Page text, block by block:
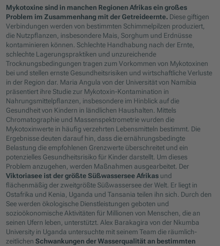
Mykotoxine sind in manchen Regionen Afrikas ein großes
Problem im Zusammenhang mit der Getreideernte. Diese giftigen
Verbindungen werden von bestimmten Schimmelpilzen produziert,
die Nutzpflanzen, insbesondere Mais, Sorghum und Erdnüsse
kontaminieren können. Schlechte Handhabung nach der Ernte,
schlechte Lagerungspraktiken und unzureichende
Trocknungsbedingungen tragen zum Vorkommen von Mykotoxinen
bei und stellen ernste Gesundheitsrisiken und wirtschaftliche Verluste
in der Region dar. Maria Angula von der Universität von Namibia
präsentiert ihre Studie zur Mykotoxin-Kontamination in
Nahrungsmittelpflanzen, insbesondere im Hinblick auf die
Gesundheit von Kindern in ländlichen Haushalten. Mittels
Chromatographie und Massenspektrometrie wurden die
Mykotoxinwerte in häufig verzehrten Lebensmitteln bestimmt. Die
Ergebnisse deuten darauf hin, dass die ernährungsbedingte
Belastung die empfohlenen Grenzwerte überschreitet und ein
potenzielles Gesundheitsrisiko für Kinder darstellt. Um dieses
Problem anzugehen, werden Maßnahmen ausgearbeitet. Der
Viktoriasee ist der größte Süßwassersee Afrikas und
flächenmäßig der zweitgrößte Süßwassersee der Welt. Er liegt in
Ostafrika und Kenia, Uganda und Tansania teilen ihn sich. Durch den
See werden ökologische Dienstleistungen geboten und
sozioökonomische Aktivitäten für Millionen von Menschen, die an
seinen Ufern leben, unterstützt. Alex Barakagira von der Nkumba
University in Uganda untersuchte mit seinem Team die räumlich-
zeitlichenSchwankungen der Wasserqualität an bestimmten